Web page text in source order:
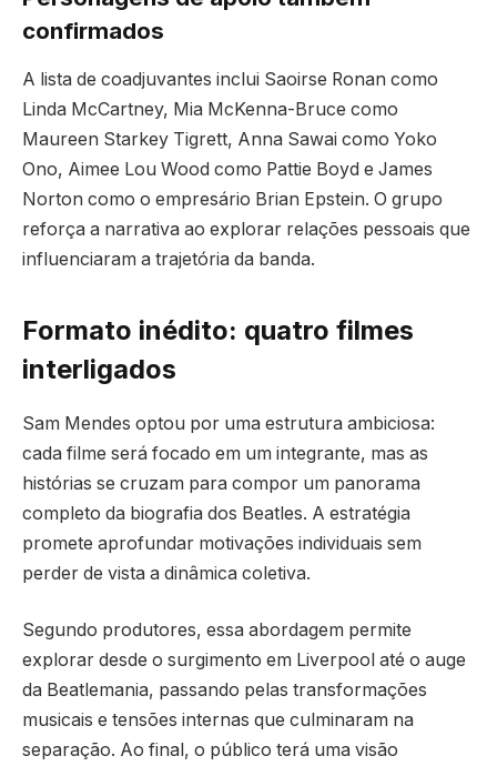
confirmados
A lista de coadjuvantes inclui Saoirse Ronan como
Linda McCartney, Mia McKenna-Bruce como
Maureen Starkey Tigrett, Anna Sawai como Yoko
Ono, Aimee Lou Wood como Pattie Boyd e James
Norton como o empresário Brian Epstein. O grupo
reforça a narrativa ao explorar relações pessoais que
influenciaram a trajetória da banda.
Formato inédito: quatro filmes
interligados
Sam Mendes optou por uma estrutura ambiciosa:
cada filme será focado em um integrante, mas as
histórias se cruzam para compor um panorama
completo da biografia dos Beatles. A estratégia
promete aprofundar motivações individuais sem
perder de vista a dinâmica coletiva.
Segundo produtores, essa abordagem permite
explorar desde o surgimento em Liverpool até o auge
da Beatlemania, passando pelas transformações
musicais e tensões internas que culminaram na
separação. Ao final, o público terá uma visão